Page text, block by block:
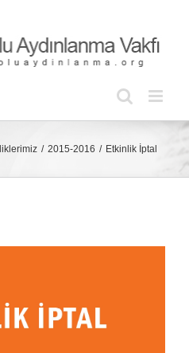
2015-2016 Etkinlik İptal